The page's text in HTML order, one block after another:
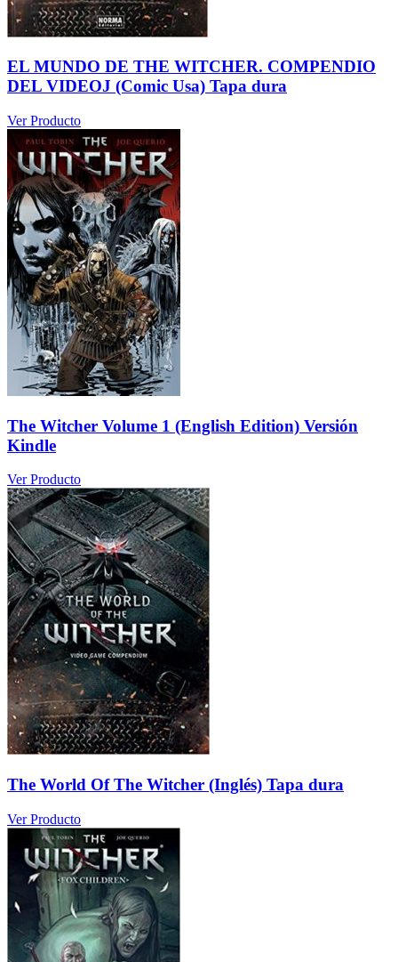
EL MUNDO DE THE WITCHER. COMPENDIO
DEL VIDEOJ (Comic Usa) Tapa dura
Ver Producto
The Witcher Volume 1 (English Edition) Versión
Kindle
Ver Producto
The World Of The Witcher (Inglés) Tapa dura
Ver Producto